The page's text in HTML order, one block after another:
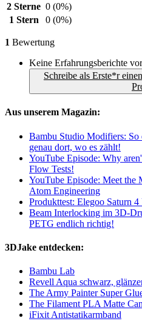
2 Sterne 0 (0%)
1 Stern
0 (0%)
1 Bewertung
Keine Erfahrungsberichte
Schreibe als Erste*r
Aus unserem Magazin:
Bambu Studio Modifiers:
genau dort, wo es zählt!
YouTube Episode: Why
Flow Tests!
YouTube Episode: Meet the
Atom Engineering
Produkttest: Elegoo Saturn 4
Beam Interlocking im 3D-
PETG endlich richtig!
3DJake entdecken:
Bambu Lab
Revell Aqua schwarz,
The Army Painter Super
The Filament PLA Matte
iFixit Antistatikarmband